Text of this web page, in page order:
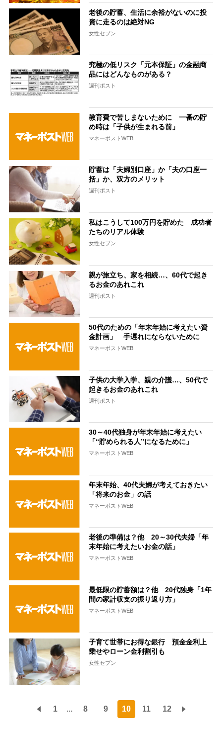
老後の貯蓄、生活に余裕がないのに投
資に走るのは絶対NG
女性セブン
究極の低リスク「元本保証」の金融商
品にはどんなものがある？
週刊ポスト
教育費で苦しまないために 一番の貯
め時は「子供が生まれる前」
マネーポストWEB
貯蓄は「夫婦別口座」か「夫の口座一
括」か、双方のメリット
週刊ポスト
私はこうして100万円を貯めた 成功者
たちのリアル体験
女性セブン
親が旅立ち、家を相続…、60代で起き
るお金のあれこれ
週刊ポスト
50代のための「年末年始に考えたい資
金計画」 手遅れにならないために
マネーポストWEB
子供の大学入学、親の介護…、50代で
起きるお金のあれこれ
週刊ポスト
30～40代独身が年末年始に考えたい
「“貯められる人”になるために」
マネーポストWEB
年末年始、40代夫婦が考えておきたい
「将来のお金」の話
マネーポストWEB
老後の準備は？他 20～30代夫婦「年
末年始に考えたいお金の話」
マネーポストWEB
最低限の貯蓄額は？他 20代独身「1年
間の家計収支の振り返り方」
マネーポストWEB
子育て世帯にお得な銀行 預金金利上
乗せやローン金利割引も
女性セブン
1 ... 8 9 10 11 12